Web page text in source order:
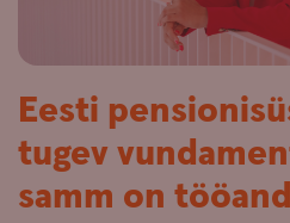
Eesti
tugev
samm on